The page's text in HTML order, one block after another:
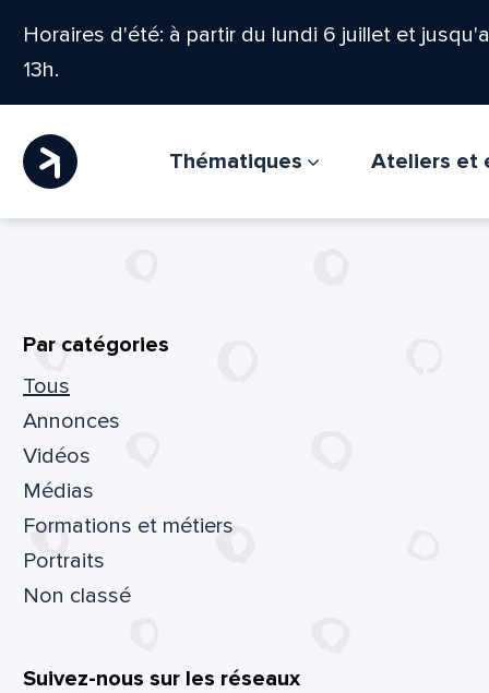
Horaires d'été: à partir du lundi 6 juillet et
13h.
Thématiques Ateliers et
Filtrer
Par catégories
Tous
Annonces
Vidéos
Médias
Formations et métiers
Portraits
Non classé
Suivez-nous sur les réseaux